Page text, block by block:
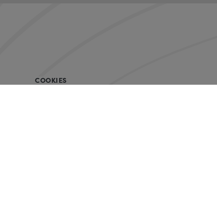
COOKIES